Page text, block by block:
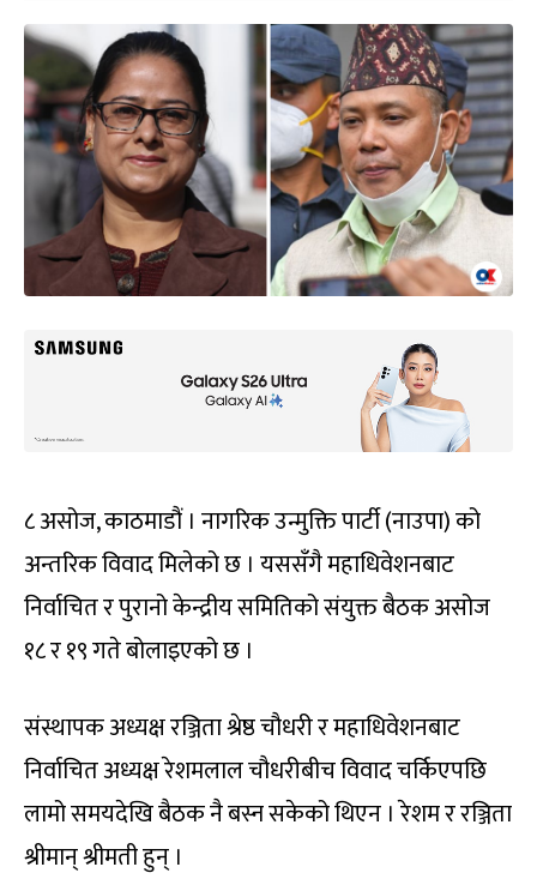
८ असोज, काठमाडौं । नागरिक उन्मुक्ति पार्टी (नाउपा) को
अन्तरिक विवाद मिलेको छ । यससँगै महाधिवेशनबाट
निर्वाचित र पुरानो केन्द्रीय समितिको संयुक्त बैठक असोज
१८ र १९ गते बोलाइएको छ ।
संस्थापक अध्यक्ष रञ्जिता श्रेष्ठ चौधरी र महाधिवेशनबाट
निर्वाचित अध्यक्ष रेशमलाल चौधरीबीच विवाद चर्किएपछि
लामो समयदेखि बैठक नै बस्न सकेको थिएन । रेशम र रञ्जिता
श्रीमान् श्रीमती हुन् ।